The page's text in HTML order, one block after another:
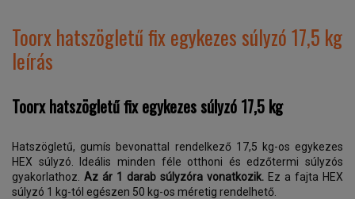
Toorx hatszögletű fix egykezes súlyzó 17,5 kg
leírás
Toorx hatszögletű fix egykezes súlyzó 17,5 kg
Hatszögletű, gumís bevonattal rendelkező 17,5 kg-os egykezes
HEX súlyzó. Ideális minden féle otthoni és edzőtermi súlyzós
gyakorlathoz. Az ár 1 darab súlyzóra vonatkozik. Ez a fajta HEX
súlyzó 1 kg-tól egészen 50 kg-os méretig rendelhető.